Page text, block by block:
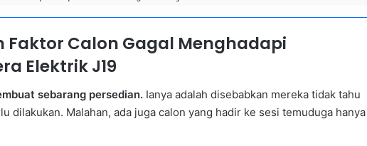
Faktor Calon Gagal Menghadapi
Elektrik J19
sebarang persedian. Ianya adalah disebabkan mereka tidak tahu
dilakukan. Malahan, ada juga calon yang hadir ke sesi temuduga hanya